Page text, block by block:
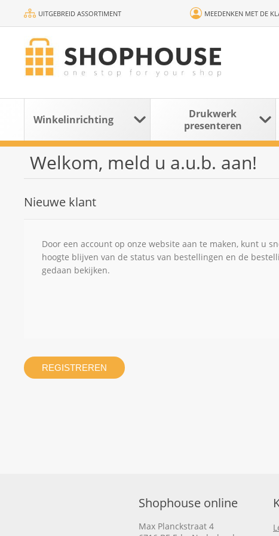
UITGEBREID ASSORTIMENT MEEDENKEN MET DE
Winkelinrichting
Drukwerk
presenteren
Welkom, meld u a.u.b. aan!
Nieuwe klant
Door een account op onze website aan te maken, kunt u
hoogte blijven van de status van bestellingen en de
gedaan bekijken.
REGISTREREN
Shophouse online
Max Planckstraat 4